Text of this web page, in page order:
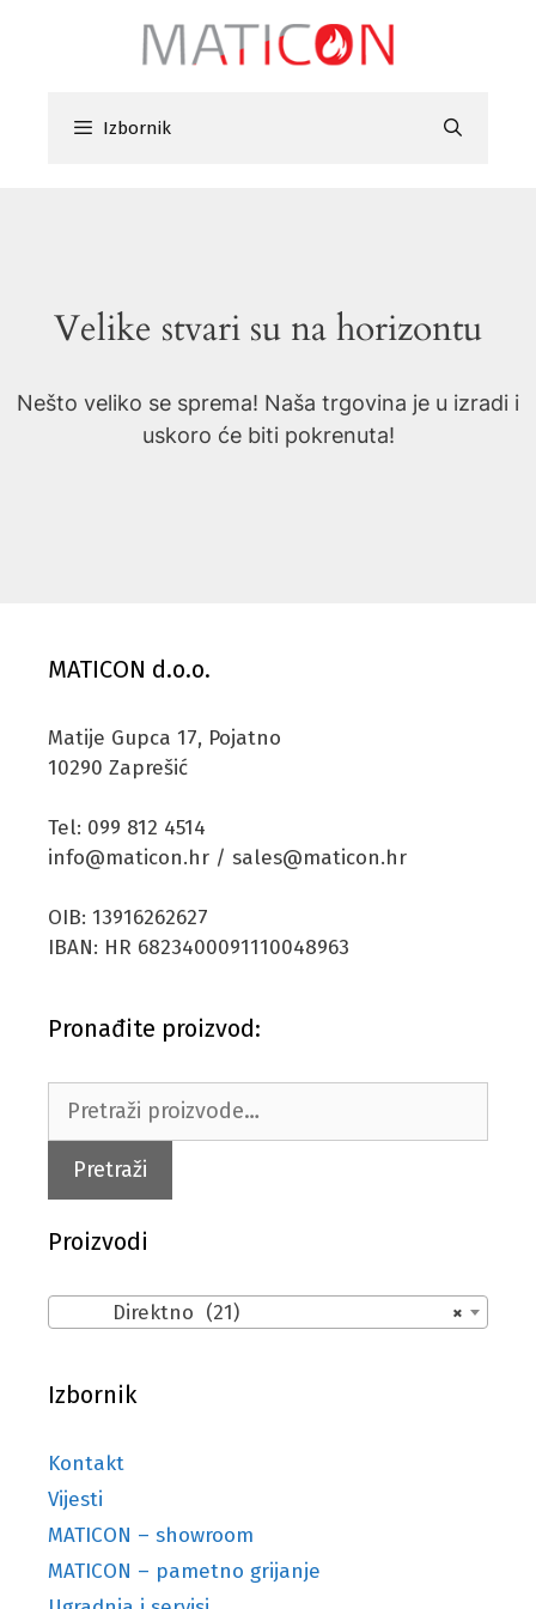
Izbornik
Velike stvari su na horizontu
Nešto veliko se sprema! Naša trgovina je u izradi i
uskoro će biti pokrenuta!
MATICON d.o.o.
Matije Gupca 17, Pojatno
10290 Zaprešić
Tel: 099 812 4514
info@maticon.hr / sales@maticon.hr
OIB: 13916262627
IBAN: HR 6823400091110048963
Pronađite proizvod:
Pretraži
Proizvodi
×
Direktno (21)
Izbornik
Kontakt
Vijesti
MATICON – showroom
MATICON – pametno grijanje